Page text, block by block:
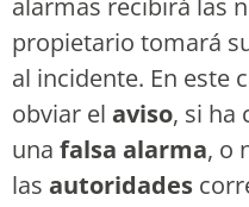
alarmas recibirá las
propietario tomará
al incidente. En este
obviar el aviso, si ha
una falsa alarma, o
las autoridades